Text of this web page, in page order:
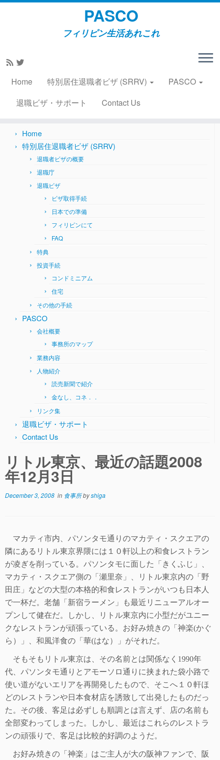
Skip
content
PASCO
フィリピン生活あれこれ
Home 特別居住退職者ビザ (SRRV)
PASCO
退職ビザ・サポート
Contact Us
Home
Search
Home
特別居住退職者ビザ (SRRV)
退職者ビザの概要
退職庁
退職ビザ
ビザ取得手続
日本での準備
フィリピンにて
FAQ
特典
投資手続
コンドミニアム
住宅
その他の手続
PASCO
会社概要
事務所のマップ
業務内容
人物紹介
読売新聞で紹介
金なし、コネ．．
リンク集
退職ビザ・サポート
Contact Us
リトル東京、最近の話題2008
年12月3日
December 3, 2008 in 食事所byshiga
マカティ市内、パソンタモ通りのマカティ・スクエアの
隣にあるリトル東京界隈には１０軒以上の和食レストラン
が凌ぎを削っている。パソンタモに面した「きくふじ」、
マカティ・スクエア側の「瀬里奈」、リトル東京内の「野
田庄」などの大型の本格的和食レストランがいつも日本人
で一杯だ。老舗「新宿ラーメン」も最近リニューアルオー
プンして健在だ。しかし、リトル東京内に小型だがユニー
クなレストランが頑張っている。お好み焼きの「神楽(かぐ
ら）」、和風洋食の「華(はな）」がそれだ。
そもそもリトル東京は、その名前とは関係なく 1990年
代、パソンタモ通りとアモーソロ通りに挟まれた袋小路で
使い道がないエリアを再開発したもので、そこへ１０軒ほ
どのレストランや日本食材店を誘致して出発したものだっ
た。その後、客足は必ずしも順調とは言えず、店の名前も
全部変わってしまった。しかし、最近はこれらのレストラ
ンの頑張りで、客足は比較的好調のようだ。
お好み焼きの「神楽」はご主人が大の阪神ファンで、阪